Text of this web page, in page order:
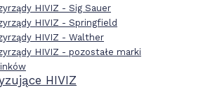
HIVIZ - Sig Sauer
HIVIZ - Springfield
HIVIZ - Walther
HIVIZ - pozostałe marki
HIVIZ